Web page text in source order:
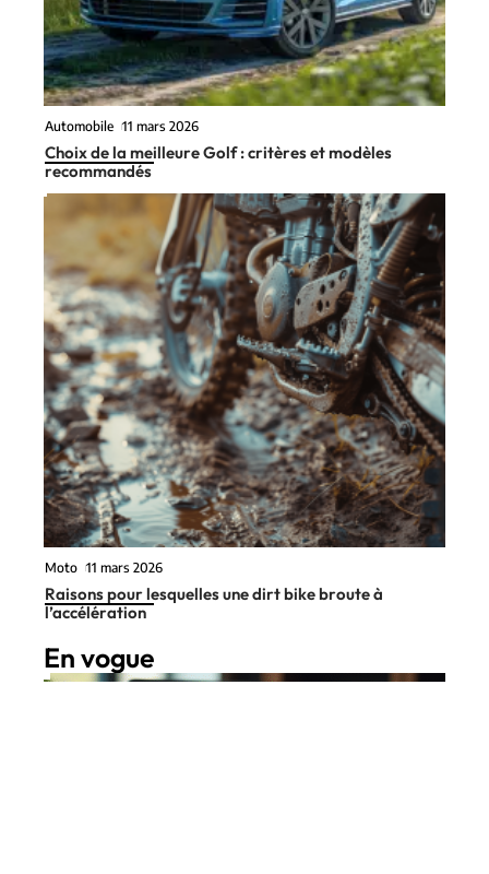
Automobile 11 mars 2026
Choix de la meilleure Golf : critères et modèles
recommandés
Moto 11 mars 2026
Raisons pour lesquelles une dirt bike broute à
l’accélération
En vogue